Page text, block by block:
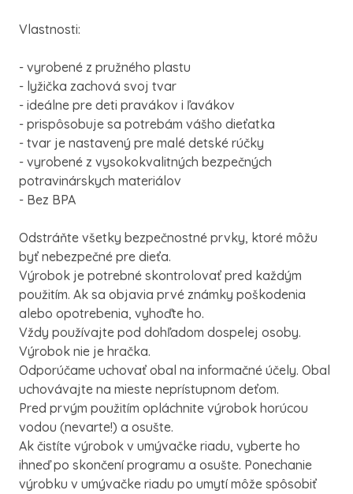
Vlastnosti:
- vyrobené z pružného plastu
- lyžička zachová svoj tvar
- ideálne pre deti pravákov i ľavákov
- prispôsobuje sa potrebám vášho dieťatka
- tvar je nastavený pre malé detské rúčky
- vyrobené z vysokokvalitných bezpečných
potravinárskych materiálov
- Bez BPA
Odstráňte všetky bezpečnostné prvky, ktoré môžu
byť nebezpečné pre dieťa.
Výrobok je potrebné skontrolovať pred každým
použitím. Ak sa objavia prvé známky poškodenia
alebo opotrebenia, vyhoďte ho.
Vždy používajte pod dohľadom dospelej osoby.
Výrobok nie je hračka.
Odporúčame uchovať obal na informačné účely. Obal
uchovávajte na mieste neprístupnom deťom.
Pred prvým použitím opláchnite výrobok horúcou
vodou (nevarte!) a osušte.
Ak čistíte výrobok v umývačke riadu, vyberte ho
ihneď po skončení programu a osušte. Ponechanie
výrobku v umývačke riadu po umytí môže spôsobiť